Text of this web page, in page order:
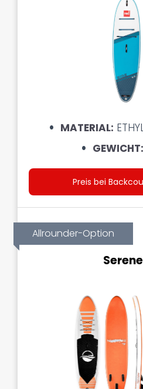
MATERIAL:
GEWICHT:
Preis bei
Allrounder-Option